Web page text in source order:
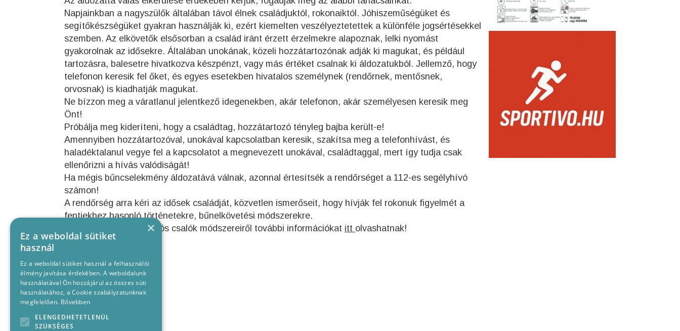
Napjainkban a nagyszülők általában távol élnek családjuktól, rokonaiktól. Jóhiszeműségüket és
segítőkészségüket gyakran használják ki, ezért kiemelten veszélyeztetettek a különféle jogsértésekkel
szemben. Az elkövetők elsősorban a család iránt érzett érzelmekre alapoznak, lelki nyomást
gyakorolnak az idősekre. Általában unokának, közeli hozzátartozónak adják ki magukat, és például
tartozásra, balesetre hivatkozva készpénzt, vagy más értéket csalnak ki áldozatukból. Jellemző, hogy
telefonon keresik fel őket, és egyes esetekben hivatalos személynek (rendőrnek, mentősnek,
orvosnak) is kiadhatják magukat.
Ne bízzon meg a váratlanul jelentkező idegenekben, akár telefonon, akár személyesen keresik meg
Önt!
Próbálja meg kideríteni, hogy a családtag, hozzátartozó tényleg bajba került-e!
Amennyiben hozzátartozóval, unokával kapcsolatban keresik, szakítsa meg a telefonhívást, és
haladéktalanul vegye fel a kapcsolatot a megnevezett unokával, családtaggal, mert így tudja csak
ellenőrizni a hívás valódiságát!
Ha mégis bűncselekmény áldozatává válnak, azonnal értesítsék a rendőrséget a 112-es segélyhívó
számon!
A rendőrség arra kéri az idősek családját, közvetlen ismerőseit, hogy hívják fel rokonuk figyelmét a
fentiekhez hasonló történetekre, bűnelkövetési módszerekre.
Az úgynevezett unokázós csalók módszereiről további információkat itt olvashatnak!
×
Ez a weboldal sütiket
használ
Ez a weboldal sütiket használ a felhasználói
élmény javítása érdekében. A weboldalunk
használatával Ön hozzájárul az összes süti
használatához, a Cookie szabályzatunknak
megfelelően. Bővebben
ELENGEDHETETLENÜL
SZÜKSÉGES